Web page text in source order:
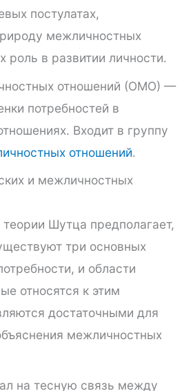
постулатах,
межличностных
роль в развитии личности.
отношений (ОМО) —
потребностей в
Входит в группу
отношений.
и межличностных
Шутца предполагает,
три основных
и области
относятся к этим
достаточными для
межличностных
на тесную связь между